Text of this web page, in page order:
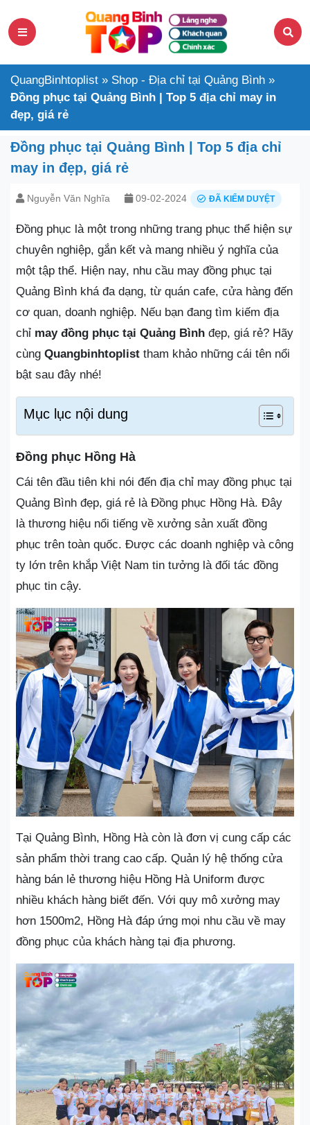
QuangBinhtoplist » Shop - Địa chỉ tại Quảng Bình »
Đồng phục tại Quảng Bình | Top 5 địa chỉ may in
đẹp, giá rẻ
Đồng phục tại Quảng Bình | Top 5 địa chỉ
may in đẹp, giá rẻ
Nguyễn Văn Nghĩa 09-02-2024 ĐÃ KIỂM DUYỆT
Đồng phục là một trong những trang phục thể hiện sự
chuyên nghiệp, gắn kết và mang nhiều ý nghĩa của
một tập thể. Hiện nay, nhu cầu may đồng phục tại
Quảng Bình khá đa dạng, từ quán cafe, cửa hàng đến
cơ quan, doanh nghiệp. Nếu bạn đang tìm kiếm địa
chỉ may đồng phục tại Quảng Bình đẹp, giá rẻ? Hãy
cùng Quangbinhtoplist tham khảo những cái tên nổi
bật sau đây nhé!
Mục lục nội dung
Đồng phục Hồng Hà
Cái tên đầu tiên khi nói đến địa chỉ may đồng phục tại
Quảng Bình đẹp, giá rẻ là Đồng phục Hồng Hà. Đây
là thương hiệu nổi tiếng về xưởng sản xuất đồng
phục trên toàn quốc. Được các doanh nghiệp và công
ty lớn trên khắp Việt Nam tin tưởng là đối tác đồng
phục tin cậy.
Tại Quảng Bình, Hồng Hà còn là đơn vị cung cấp các
sản phẩm thời trang cao cấp. Quản lý hệ thống cửa
hàng bán lẻ thương hiệu Hồng Hà Uniform được
nhiều khách hàng biết đến. Với quy mô xưởng may
hơn 1500m2, Hồng Hà đáp ứng mọi nhu cầu về may
đồng phục của khách hàng tại địa phương.